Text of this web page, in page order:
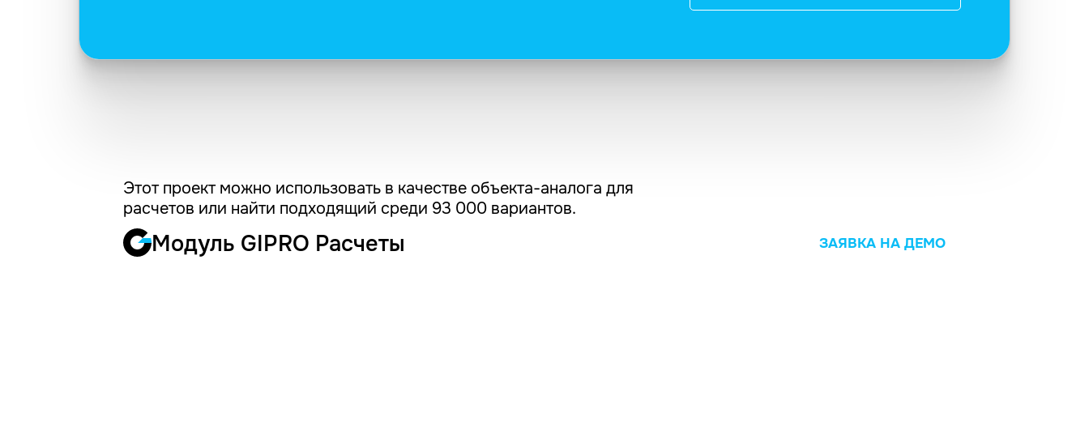
Этот проект можно использовать в качестве объекта-аналога для
расчетов или найти подходящий среди 93 000 вариантов.
Модуль GIPRO Расчеты ЗАЯВКА НА ДЕМО